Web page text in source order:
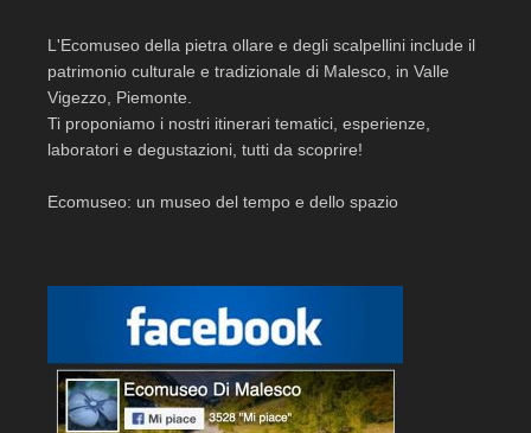
L'Ecomuseo della pietra ollare e degli scalpellini include il
patrimonio culturale e tradizionale di Malesco, in Valle
Vigezzo, Piemonte.
Ti proponiamo i nostri itinerari tematici, esperienze,
laboratori e degustazioni, tutti da scoprire!
Ecomuseo: un museo del tempo e dello spazio